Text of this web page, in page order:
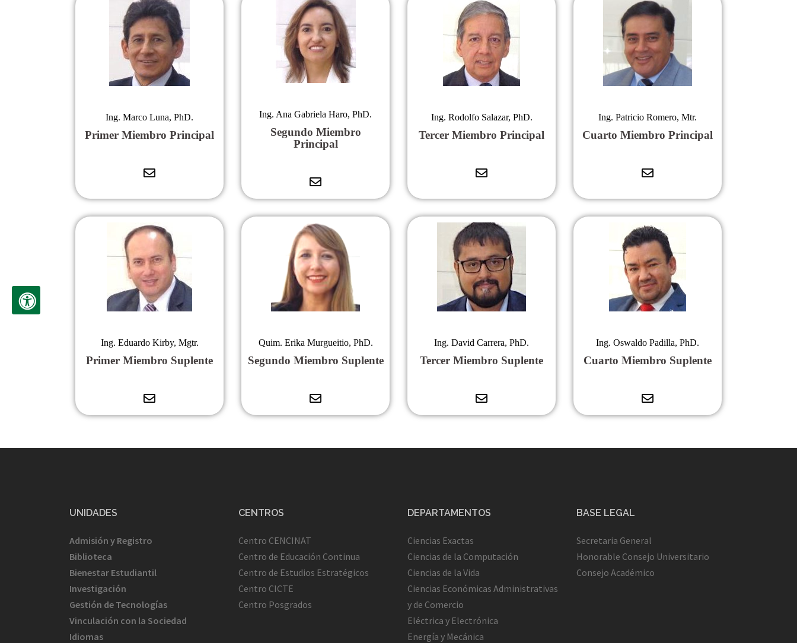
Ing. Marco Luna, PhD.
Primer Miembro Principal
Ing. Ana Gabriela Haro, PhD.
Segundo Miembro
Principal
Ing. Rodolfo Salazar, PhD.
Tercer Miembro Principal
Ing. Patricio Romero, Mtr.
Cuarto Miembro Principal
Ing. Eduardo Kirby, Mgtr.
Primer Miembro Suplente
Quim. Erika Murgueitio, PhD.
Segundo Miembro Suplente
Ing. David Carrera, PhD.
Tercer Miembro Suplente
Ing. Oswaldo Padilla, PhD.
Cuarto Miembro Suplente
UNIDADES
Admisión y Registro
Biblioteca
Bienestar Estudiantil
Investigación
Gestión de Tecnologías
Vinculación con la Sociedad
Idiomas
CENTROS
Centro CENCINAT
Centro de Educación Continua
Centro de Estudios Estratégicos
Centro CICTE
Centro Posgrados
DEPARTAMENTOS
Ciencias Exactas
Ciencias de la Computación
Ciencias de la Vida
Ciencias Económicas Administrativas
y de Comercio
Eléctrica y Electrónica
Energía y Mecánica
BASE LEGAL
Secretaria General
Honorable Consejo Universitario
Consejo Académico